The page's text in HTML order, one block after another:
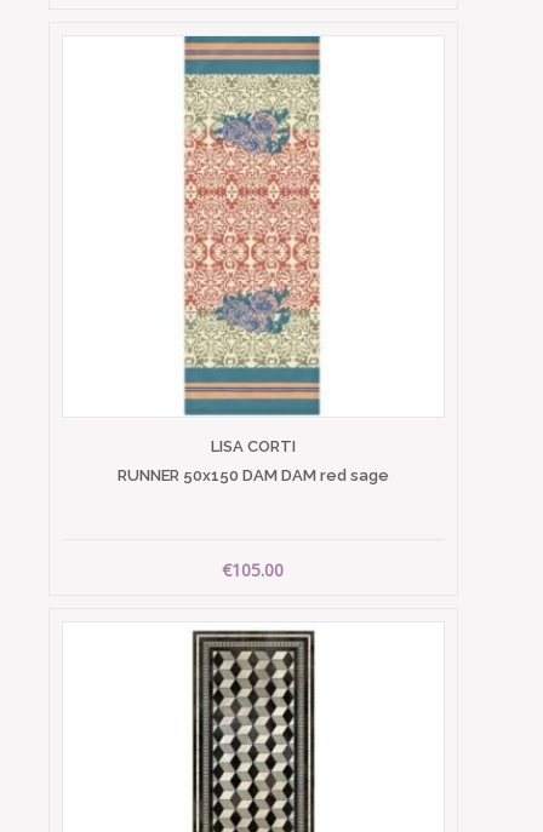
LISA CORTI
RUNNER 50x150 DAM DAM red sage
€105.00